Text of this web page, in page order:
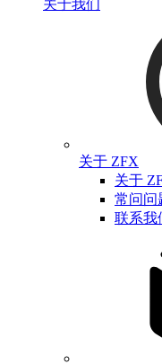
关于我们
关于 ZFX
关于
常问问
联系我